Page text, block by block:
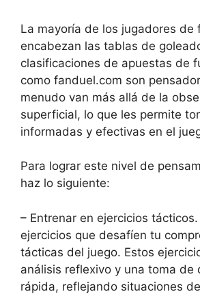
La mayoría de los jugadores de
encabezan las tablas de
clasificaciones de apuestas de
como fanduel.com son
menudo van más allá de la
superficial, lo que les permite
informadas y efectivas en el
Para lograr este nivel de
haz lo siguiente:
– Entrenar en ejercicios
ejercicios que desafíen tu
tácticas del juego. Estos
análisis reflexivo y una toma de
rápida, reflejando situaciones